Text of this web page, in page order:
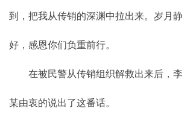
到，把我从传销的深渊中拉出来。岁月静
好，感恩你们负重前行。
在被民警从传销组织解救出来后，李
某由衷的说出了这番话。